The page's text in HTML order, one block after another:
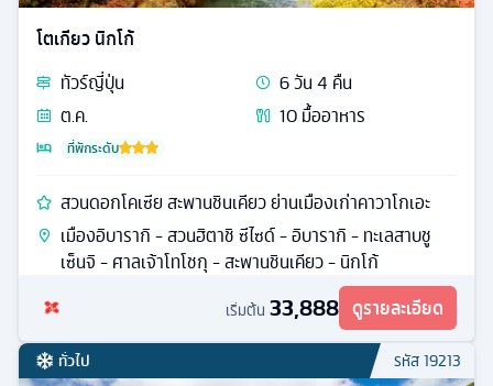
โตเกียว นิกโก้
ทัวร์ญี่ปุ่น 6วัน4 คืน
ต.ค.
10มื้ออาหาร
ที่พักระดับ
สวนดอกโคเซีย สะพานชินเคียว ย่านเมืองเก่าคาวาโกเอะ
เมืองอิบารากิ - สวนฮิตาชิ ซีไซด์ - อิบารากิ - ทะเลสาบชู
เซ็นจิ - ศาลเจ้าโทโชกุ - สะพานชินเคียว - นิกโก้
เริ่มต้น 33,888 ดูรายละเอียด
ทั่วไป รหัส19213